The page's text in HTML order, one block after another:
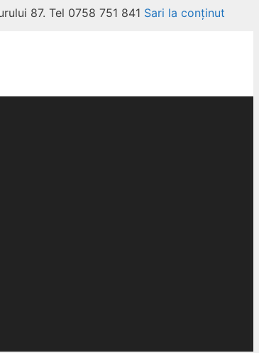
87. Tel 0758 751 841 Sari la conținut